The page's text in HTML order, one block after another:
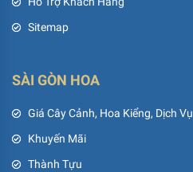
Sitemap
SÀI GÒN HOA
Giá Cây Cảnh, Hoa Kiểng, Dịch Vụ
Khuyến Mãi
Thành Tựu